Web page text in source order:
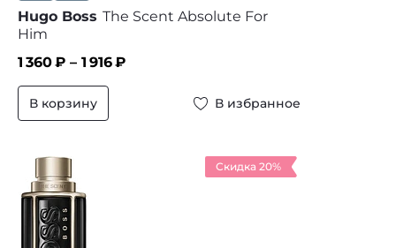
Hugo Boss The Scent Absolute For
Him
1 360₽ – 1 916₽
В корзину В избранное
Скидка 20%